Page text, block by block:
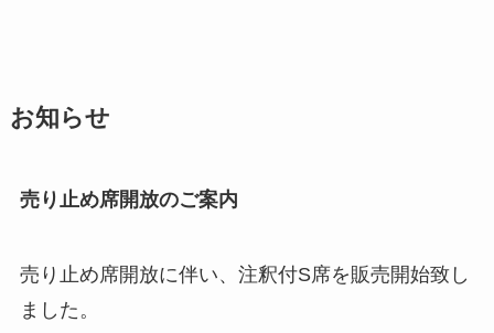
お知らせ
売り止め席開放のご案内
売り止め席開放に伴い、注釈付S席を販売開始致し
ました。